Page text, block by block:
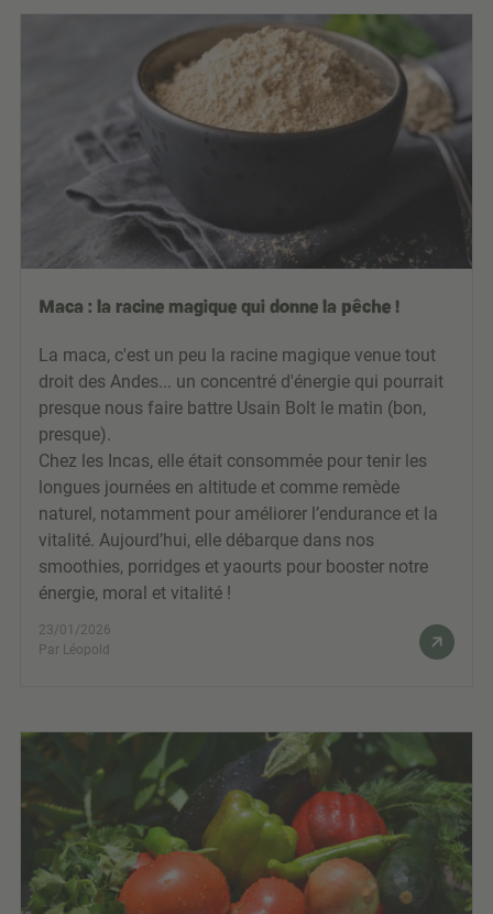
Maca : la racine magique qui donne la pêche !
La maca, c'est un peu la racine magique venue tout
droit des Andes... un concentré d'énergie qui pourrait
presque nous faire battre Usain Bolt le matin (bon,
presque).
Chez les Incas, elle était consommée pour tenir les
longues journées en altitude et comme remède
naturel, notamment pour améliorer l’endurance et la
vitalité. Aujourd’hui, elle débarque dans nos
smoothies, porridges et yaourts pour booster notre
énergie, moral et vitalité !
23/01/2026
Par Léopold